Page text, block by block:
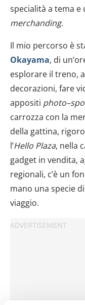
specialità a tema
merchanding.
Il mio percorso è
Okayama, di
esplorare il treno,
decorazioni, fare
appositi
carrozza con la
della gattina,
l’Hello Plaza, nella
gadget in vendita,
regionali, c’è un
mano una specie
viaggio.